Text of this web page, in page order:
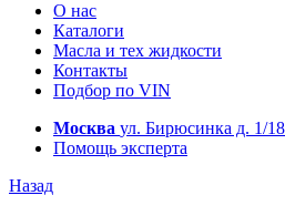
О нас
Каталоги
Масла и тех жидкости
Контакты
Подбор по VIN
Москва ул. Бирюсинка д. 1/18
Помощь эксперта
Назад